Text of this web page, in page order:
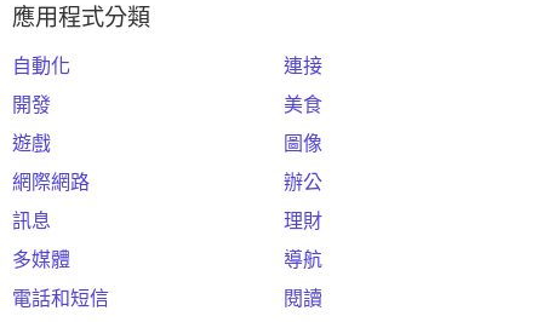
應用程式分類
自動化
連接
開發
美食
遊戲
圖像
網際網路
辦公
訊息
理財
多媒體
導航
電話和短信
閱讀